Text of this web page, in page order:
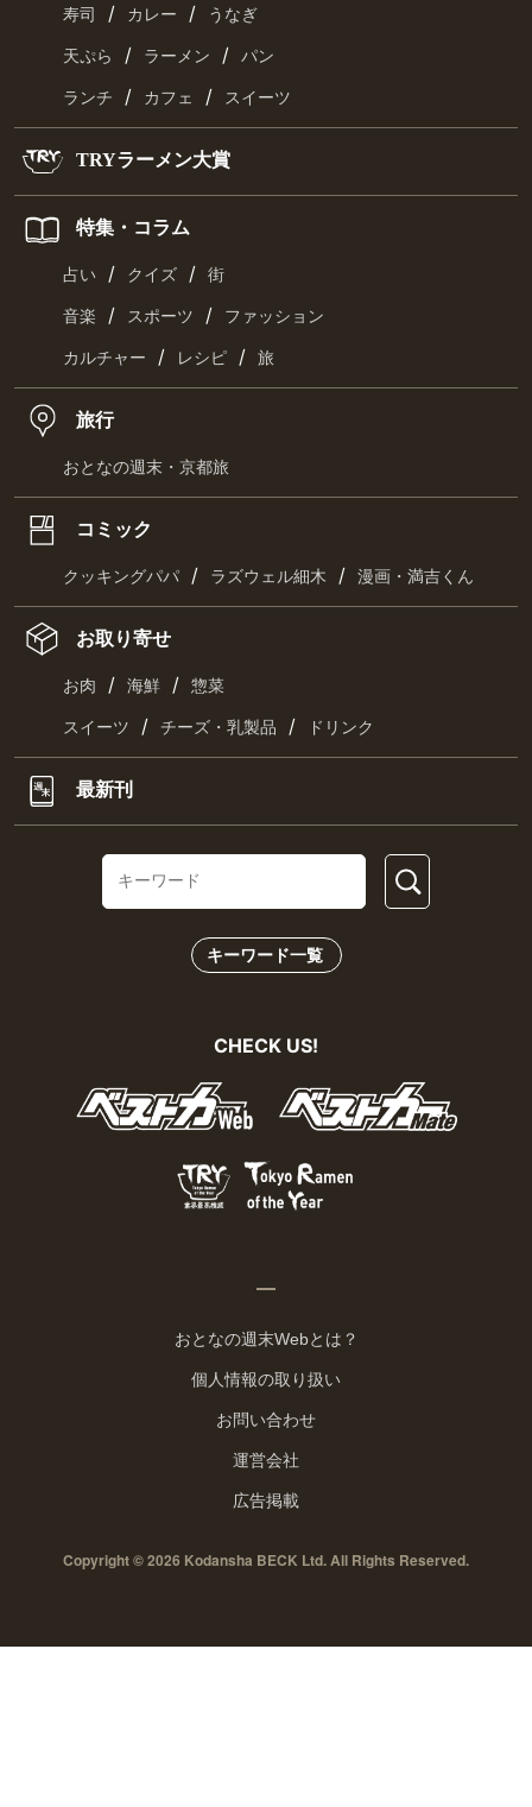
寿司 / カレー / うなぎ
天ぷら / ラーメン / パン
ランチ / カフェ / スイーツ
TRYラーメン大賞
特集・コラム
占い / クイズ / 街
音楽 / スポーツ / ファッション
カルチャー / レシピ / 旅
旅行
おとなの週末・京都旅
コミック
クッキングパパ / ラズウェル細木 / 漫画・満吉くん
お取り寄せ
お肉 / 海鮮 / 惣菜
スイーツ / チーズ・乳製品 / ドリンク
最新刊
キーワード一覧
CHECK US!
おとなの週末Webとは？
個人情報の取り扱い
お問い合わせ
運営会社
広告掲載
Copyright © 2026 Kodansha BECK Ltd. All Rights Reserved.